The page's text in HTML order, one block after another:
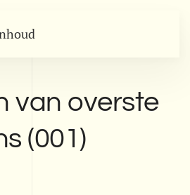
van overste
(001)